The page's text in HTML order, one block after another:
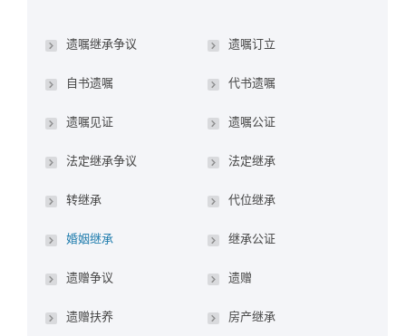
遗嘱继承争议 遗嘱订立
自书遗嘱 代书遗嘱
遗嘱见证 遗嘱公证
法定继承争议 法定继承
转继承 代位继承
婚姻继承 继承公证
遗赠争议 遗赠
遗赠扶养 房产继承